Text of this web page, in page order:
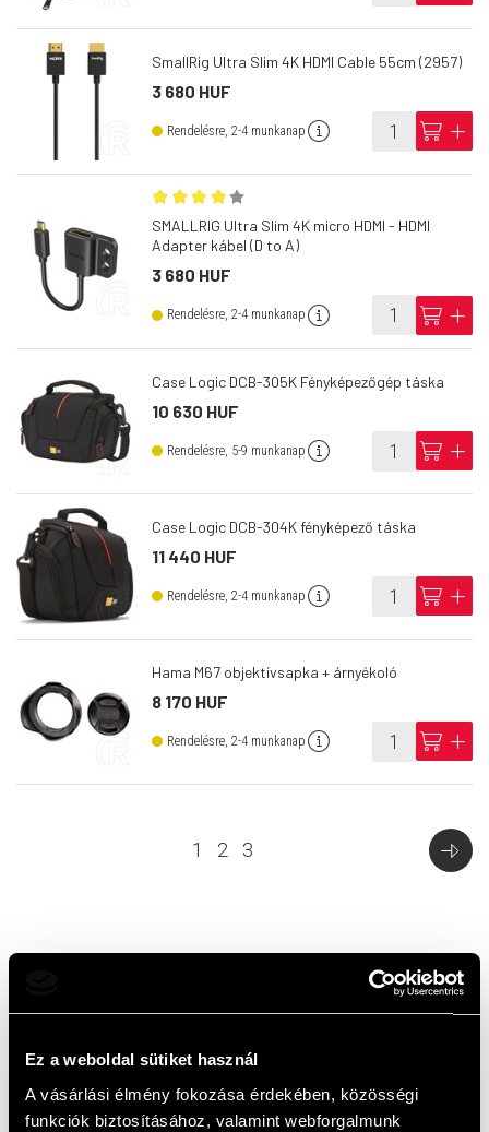
Ez a weboldal sütiket használ
A vásárlási élmény fokozása érdekében, közösségi
funkciók biztosításához, valamint webforgalmunk
SmallRig Ultra Slim 4K HDMI Cable 55cm (2957)
3 680 HUF
Rendelésre, 2-4 munkanap info cart add
SMALLRIG Ultra Slim 4K micro HDMI - HDMI
Adapter kábel (D to A)
3 680 HUF
Rendelésre, 2-4 munkanap info cart add
Case Logic DCB-305K Fényképezőgép táska
10 630 HUF
Rendelésre, 5-9 munkanap info cart add
Case Logic DCB-304K fényképező táska
11 440 HUF
Rendelésre, 2-4 munkanap info cart add
Hama M67 objektívsapka + árnyékoló
8 170 HUF
Rendelésre, 2-4 munkanap info cart add
1 2 3